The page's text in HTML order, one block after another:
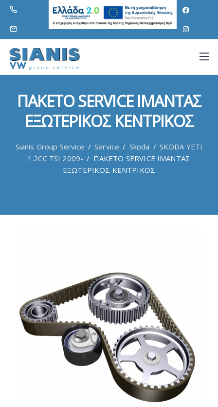
ΠΑΚΕΤΟ SERVICE ΙΜΑΝΤΑΣ
ΕΞΩΤΕΡΙΚΟΣ ΚΕΝΤΡΙΚΟΣ
Sianis Group Service / Service / Skoda / SKODA YETI
1.2CC TSI 2009- / ΠΑΚΕΤΟ SERVICE ΙΜΑΝΤΑΣ
ΕΞΩΤΕΡΙΚΟΣ ΚΕΝΤΡΙΚΟΣ